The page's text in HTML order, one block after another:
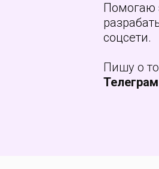
Помогаю
соцсети.
Пишу о
Телеграм